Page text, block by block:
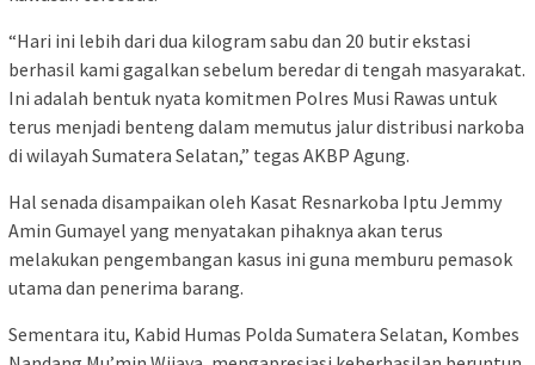
“Hari ini lebih dari dua kilogram sabu dan 20 butir ekstasi
berhasil kami gagalkan sebelum beredar di tengah masyarakat.
Ini adalah bentuk nyata komitmen Polres Musi Rawas untuk
terus menjadi benteng dalam memutus jalur distribusi narkoba
di wilayah Sumatera Selatan,” tegas AKBP Agung.
Hal senada disampaikan oleh Kasat Resnarkoba Iptu Jemmy
Amin Gumayel yang menyatakan pihaknya akan terus
melakukan pengembangan kasus ini guna memburu pemasok
utama dan penerima barang.
Sementara itu, Kabid Humas Polda Sumatera Selatan, Kombes